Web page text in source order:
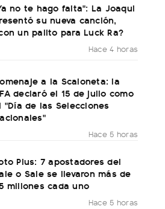
no te hago falta": La Joaqui
su nueva canción,
un palito para Luck Ra?
Hace 4 horas
a la Scaloneta: la
declaró el 15 de julio como
"Día de las Selecciones
Hace 5 horas
Plus: 7 apostadores del
o Sale se llevaron más de
millones cada uno
Hace 5 horas